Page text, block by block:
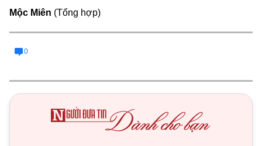
Mộc Miên (Tổng hợp)
0